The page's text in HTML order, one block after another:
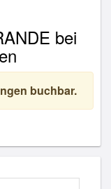
bei
buchbar.